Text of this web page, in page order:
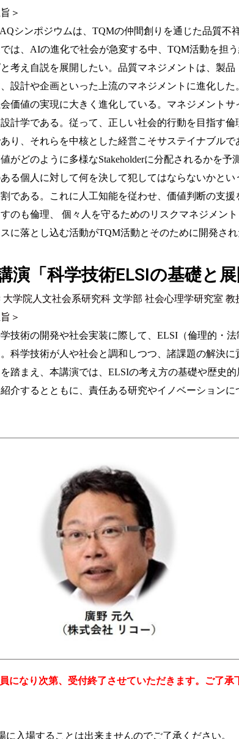
＞
シンポジウムは、TQMの仲間創りを通じた品質不
は、AIの進化で社会が急変する中、TQM活動を担
考え自説を展開したい。品質マネジメントは、製
設計や企画といった上流のマネジメントに進化し
価値の実現に大きく進化している。マネジメント
計学である。従って、正しい社会的行動を目指す
り、それらを中核とした経営こそサステイナブル
がどのように多様なStakeholderに分配されるかを
る個人に対して何を決して犯してはならないかと
である。これに人工知能を従わせ、価値判断の支
すのも倫理、 個々人を守るためのリスクマネジメン
に落とし込む活動がTQM活動とそのために開発され
演「科学技術ELSIの基礎と展
大学院人文社会系研究科 文学部 社会心理学研究室
＞
技術の開発や社会実装に際して、ELSI（倫理的・
科学技術が人や社会と調和しつつ、諸課題の解決
踏まえ、本講演では、ELSIの考え方の基礎や歴史
介するとともに、責任ある研究やイノベーションに
になり次第、受付終了させていただきます。ご了承
入場することは出来ませんのでご了承ください。